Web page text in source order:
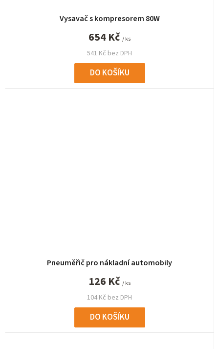
Vysavač s kompresorem 80W
541 Kč bez DPH
654 Kč / ks
DO KOŠÍKU
Pneuměřič pro nákladní automobily
104 Kč bez DPH
126 Kč / ks
DO KOŠÍKU